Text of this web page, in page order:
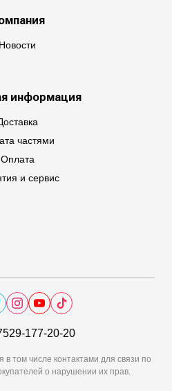
Новости
информация
частями
Оплата
и сервис
177-20-20
в том числе контактами для связи по
о нарушении их прав.